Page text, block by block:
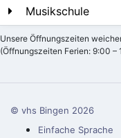
Musikschule
Unsere Öffnungszeiten
(Öffnungszeiten Ferien: 9:00 –
© vhs Bingen 2026
Einfache Sprache